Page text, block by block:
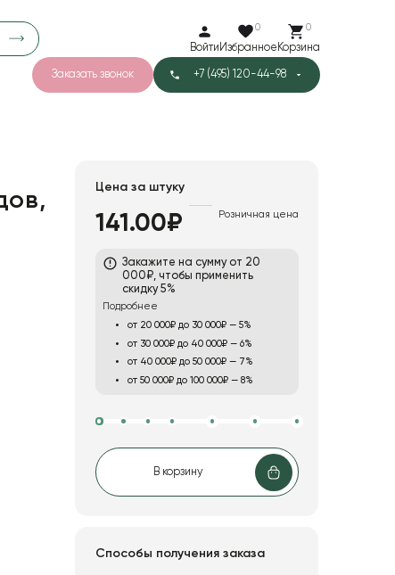
Войти
0
Избранное
0
Корзина
Заказать звонок +7 (495) 120-44-98
Цена за штуку
141.00₽ Розничная цена
Закажите на сумму от 20
000₽, чтобы применить
скидку 5%
Подробнее
от 20 000₽ до 30 000₽ — 5%
от 30 000₽ до 40 000₽ — 6%
от 40 000₽ до 50 000₽ — 7%
от 50 000₽ до 100 000₽ — 8%
В корзину
Способы получения заказа